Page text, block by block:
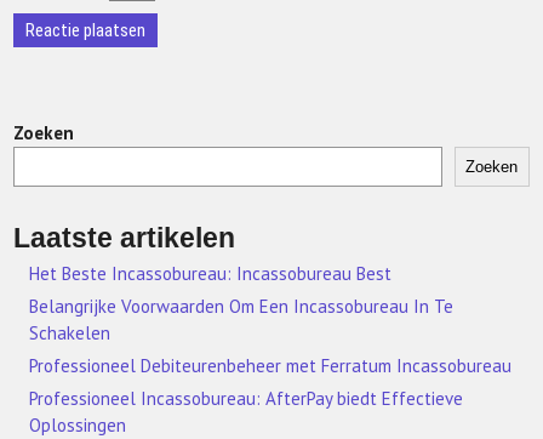
Zoeken
Zoeken
Laatste artikelen
Het Beste Incassobureau: Incassobureau Best
Belangrijke Voorwaarden Om Een Incassobureau In Te
Schakelen
Professioneel Debiteurenbeheer met Ferratum Incassobureau
Professioneel Incassobureau: AfterPay biedt Effectieve
Oplossingen